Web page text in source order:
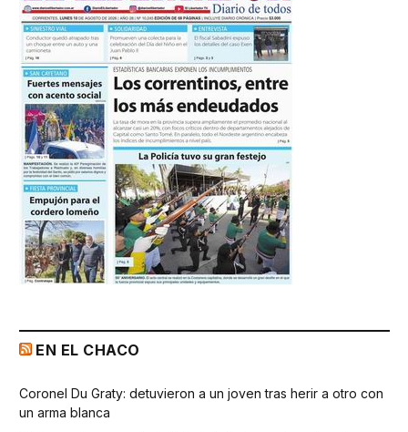
EN EL CHACO
Coronel Du Graty: detuvieron a un joven tras herir a otro con
un arma blanca